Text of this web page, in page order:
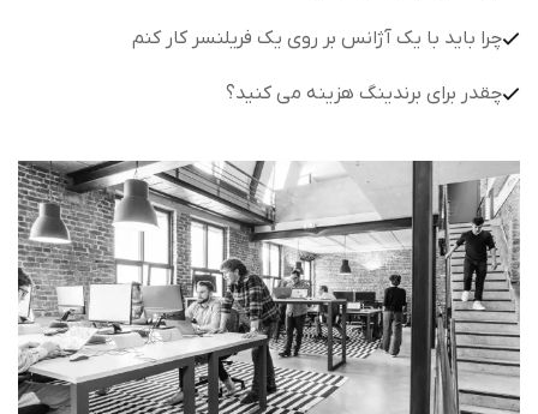
چرا باید با یک آژانس بر روی یک فریلنسر کار کنم
چقدر برای برندینگ هزینه می کنید؟